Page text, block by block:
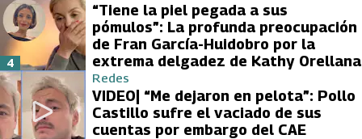
“Tiene la piel pegada a sus
pómulos”: La profunda preocupación
de Fran García-Huidobro por la
extrema delgadez de Kathy Orellana
4
Redes
VIDEO| “Me dejaron en pelota”: Pollo
Castillo sufre el vaciado de sus
cuentas por embargo del CAE